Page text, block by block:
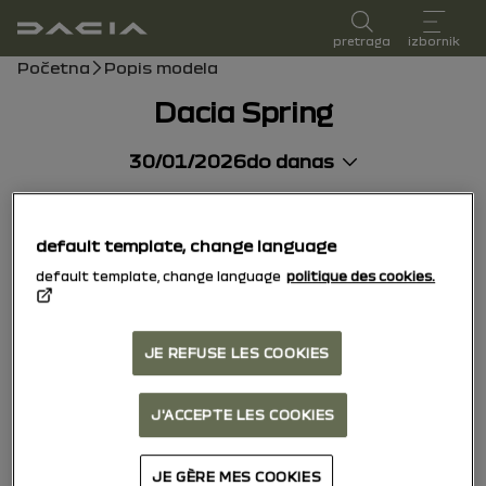
korisnički priručnik
pretraga izbornik
mrvice
Početna Popis modela
Dacia Spring
30/01/2026do danas
default template, change language
default template, change language politique des cookies.
JE REFUSE LES COOKIES
J'ACCEPTE LES COOKIES
JE GÈRE MES COOKIES